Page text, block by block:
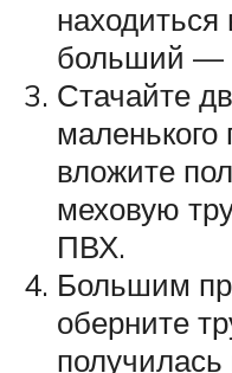
больший —
Стачайте
маленького
вложите
меховую
ПВХ.
Большим
оберните
получилась